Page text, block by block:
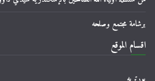
برشامة مجتمع وصلحه
اقسام الموقع